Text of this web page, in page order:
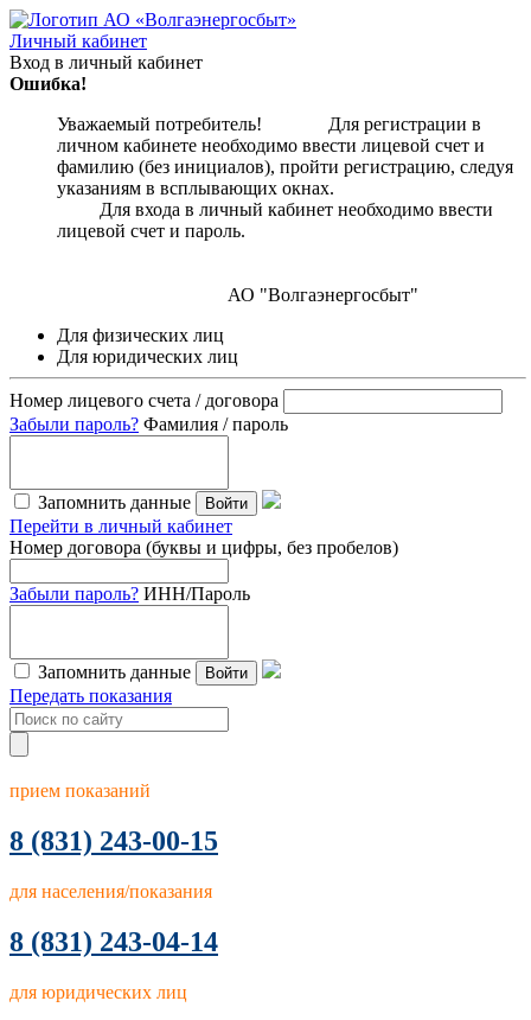
Личный кабинет
Вход в личный кабинет
Ошибка!
Уважаемый потребитель! Для регистрации в
личном кабинете необходимо ввести лицевой счет и
фамилию (без инициалов), пройти регистрацию, следуя
указаниям в всплывающих окнах.
Для входа в личный кабинет необходимо ввести
лицевой счет и пароль.
АО "Волгаэнергосбыт"
Для физических лиц
Для юридических лиц
Номер лицевого счета / договора
Забыли пароль? Фамилия / пароль
Запомнить данные Войти
Перейти в личный кабинет
Номер договора (буквы и цифры, без пробелов)
Забыли пароль? ИНН/Пароль
Запомнить данные Войти
Передать показания
прием показаний
8 (831) 243-00-15
для населения/показания
8 (831) 243-04-14
для юридических лиц